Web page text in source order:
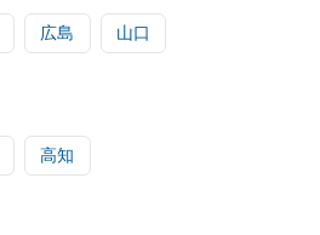
広島 山口
高知